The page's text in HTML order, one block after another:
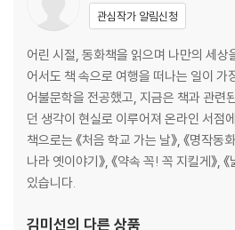
관심작가 알림신청
어린 시절, 동화책을 읽으며 나만의 세상
어서도 책 속으로 여행을 떠나는 일이 가
어불문학을 전공했고, 지금은 책과 관련
던 생각이 현실로 이루어져 온라인 서점
책으로는 《처음 학교 가는 날》, 《명작동
나라 옛이야기》, 《약속 꼭! 꼭 지킬게》,
있습니다.
김미선의 다른 상품